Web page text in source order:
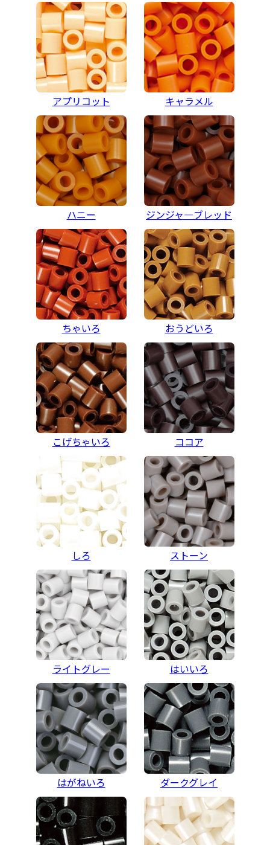
アプリコット キャラメル
ハニー ジンジャ―ブレッド
ちゃいろ おうどいろ
こげちゃいろ ココア
しろ ストーン
ライトグレー はいいろ
はがねいろ ダークグレイ